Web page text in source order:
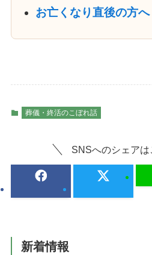
お亡くなり直後の方へ
葬儀・終活のこぼれ話
SNSへのシェアは
新着情報